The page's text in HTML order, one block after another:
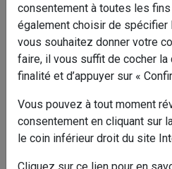
consentement à toutes les
également choisir de
vous souhaitez donner votre
faire, il vous suffit de cocher
finalité et d’appuyer sur «
Vous pouvez à tout moment
consentement en cliquant sur
le coin inférieur droit du site
Cliquez sur ce lien pour en
en suivant sa navigation
d’assurer la qualité et la
le site ;
en conservant les
champs prévus à cet effet
en permettant à
serveur hôte pendant
en redirigeant l’utilisateur
de la filiale